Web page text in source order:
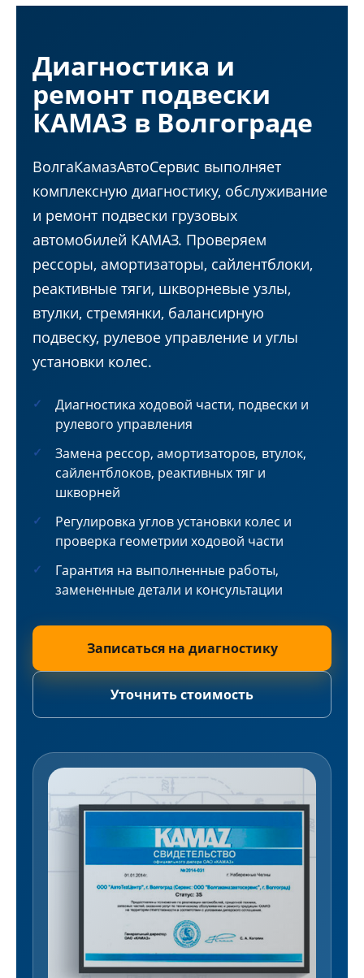
Диагностика и
ремонт подвески
КАМАЗ в Волгограде
ВолгаКамазАвтоСервис выполняет
комплексную диагностику, обслуживание
и ремонт подвески грузовых
автомобилей КАМАЗ. Проверяем
рессоры, амортизаторы, сайлентблоки,
реактивные тяги, шкворневые узлы,
втулки, стремянки, балансирную
подвеску, рулевое управление и углы
установки колес.
Диагностика ходовой части, подвески и
рулевого управления
Замена рессор, амортизаторов, втулок,
сайлентблоков, реактивных тяг и
шкворней
Регулировка углов установки колес и
проверка геометрии ходовой части
Гарантия на выполненные работы,
замененные детали и консультации
Записаться на диагностику
Уточнить стоимость